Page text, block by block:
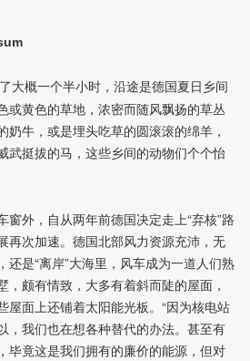
大概一个半小时，沿途是德国夏日乡间
或黄色的草地，浓密而随风飘扬的草丛
奶牛，或是埋头吃草的圆滚滚的绵羊，
武挺拔的马，这些乡间的动物们个个怡
窗外，自从两年前德国决定走上“弃核”路
再次加速。德国北部风力资源充沛，无
还是“离岸”大海里，风车成为一道人们熟
，颇有情致，大多有着斜而陡的屋面，
屋面上还铺着太阳能光板。“因为核电站
，我们也在想各种替代的办法。甚至有
毕竟这是我们拥有的廉价的能源，但对